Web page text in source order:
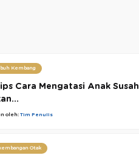
Kembang
Cara Mengatasi Anak Susah
oleh:Tim Penulis
Otak